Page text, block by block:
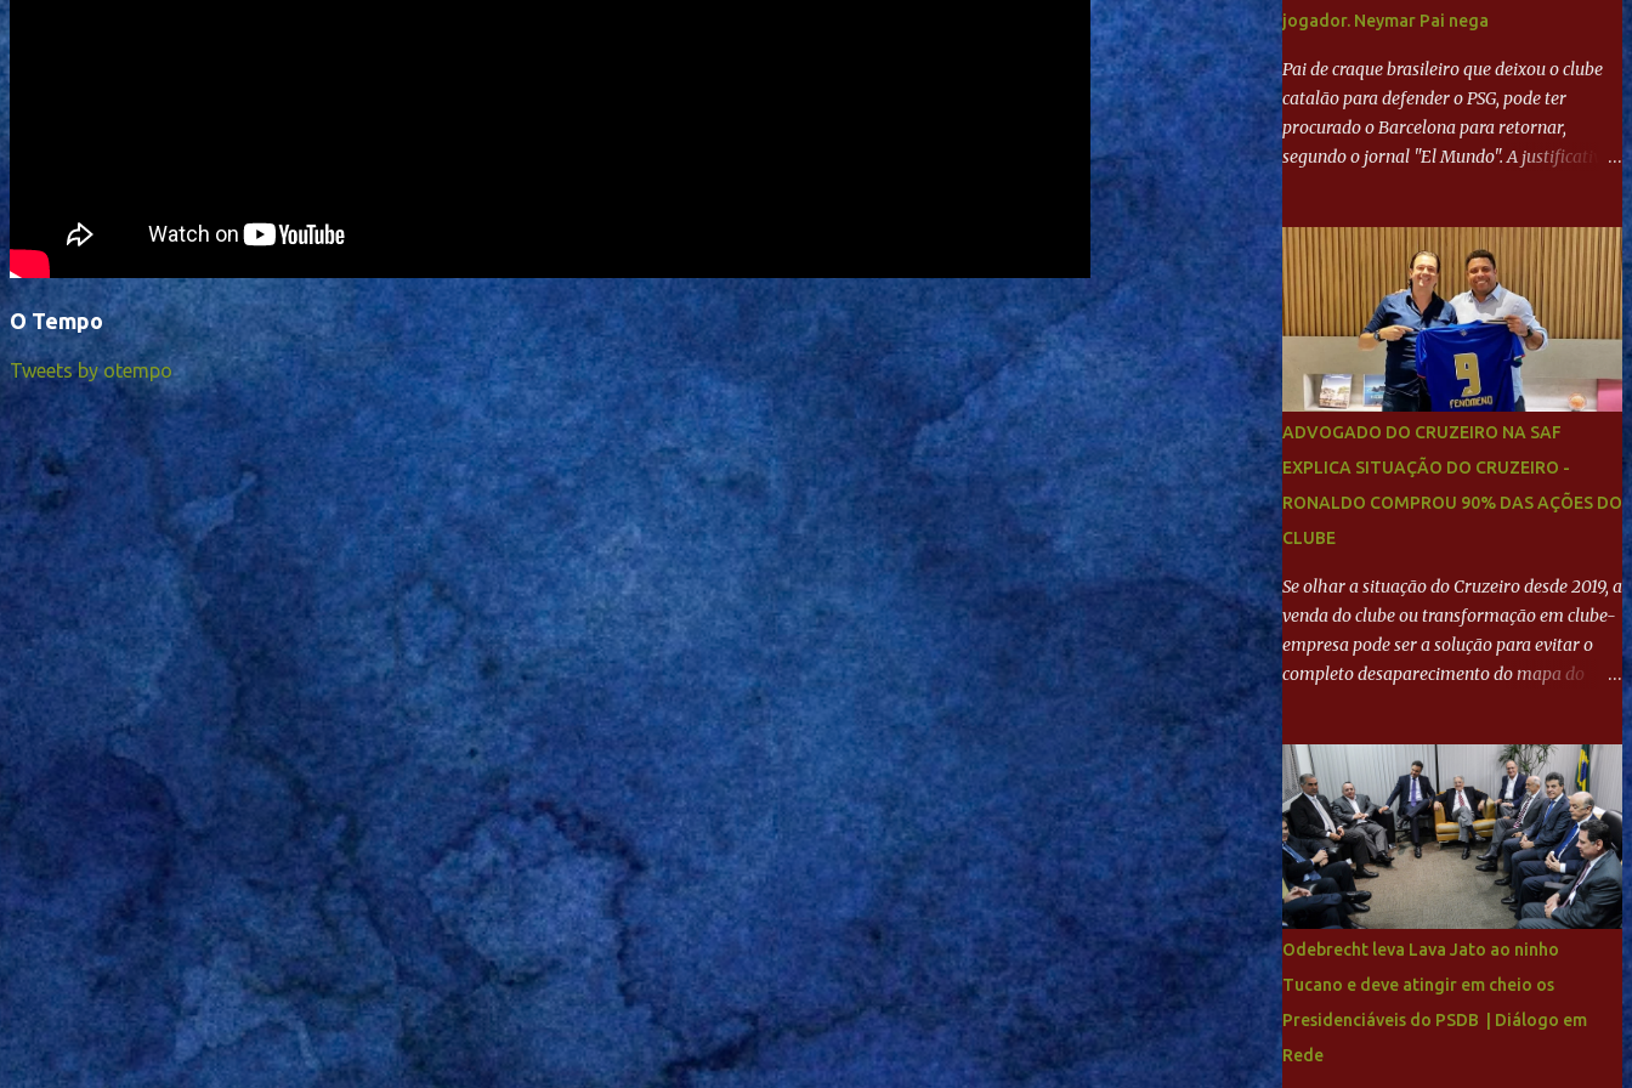
O Tempo
Tweets by otempo
jogador. Neymar Pai nega
Pai de craque brasileiro que deixou o clube
catalão para defender o PSG, pode ter
procurado o Barcelona para retornar,
segundo o jornal "El Mundo". A justificativa
"Mundo Deportivo", o empresário, Neymar
Pai, negou NEYMAR NO BARCELONA?
Jornais internacional divulgam interesse do
jogador. Neymar Pai nega
ADVOGADO DO CRUZEIRO NA SAF
EXPLICA SITUAÇÃO DO CRUZEIRO -
RONALDO COMPROU 90% DAS AÇÕES DO
CLUBE
Se olhar a situação do Cruzeiro desde 2019, a
venda do clube ou transformação em clube-
empresa pode ser a solução para evitar o
completo desaparecimento do mapa do
de milhões agora seja mercantil. Segundo
apuração da Itatiaia, Fenômeno comprou
90% das ações por R$ 400 milhões. Aporte
feito imediatamente para pagamento de
dívidas emergenciais e investimentos no
departamento de futebol. O projeto
apresentado para a recuperação do
Ronaldo sendo solidário à dívida de R$ 1
bilhão a partir de agora, mais o peso que o
ex-atacante tem no mundo do futebol, além
Odebrecht leva Lava Jato ao ninho
Tucano e deve atingir em cheio os
Presidenciáveis do PSDB | Diálogo em
Rede